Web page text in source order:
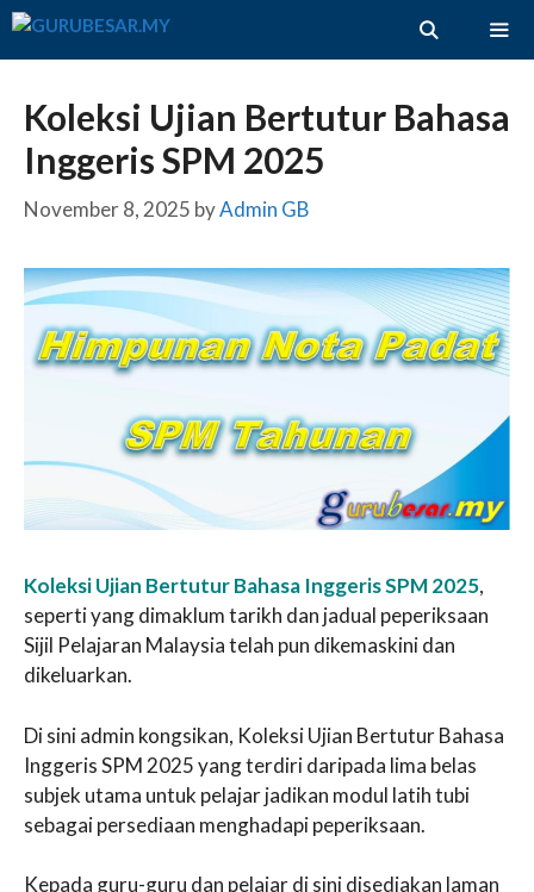
Skip
Koleksi Ujian Bertutur Bahasa
Inggeris SPM 2025
November 8, 2025 byAdmin GB
Koleksi Ujian Bertutur Bahasa Inggeris SPM 2025,
seperti yang dimaklum tarikh dan jadual peperiksaan
Sijil Pelajaran Malaysia telah pun dikemaskini dan
dikeluarkan.
Di sini admin kongsikan, Koleksi Ujian Bertutur Bahasa
Inggeris SPM 2025 yang terdiri daripada lima belas
subjek utama untuk pelajar jadikan modul latih tubi
sebagai persediaan menghadapi peperiksaan.
Kepada guru-guru dan pelajar di sini disediakan laman